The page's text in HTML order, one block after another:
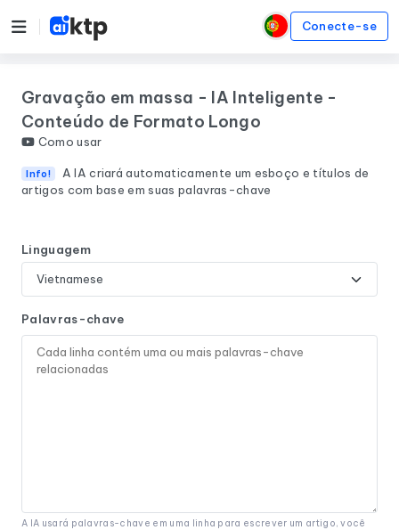
Conecte-se
Gravação em massa - IA Inteligente -
Conteúdo de Formato Longo
Como usar
Info!
A IA criará automaticamente um esboço e títulos de
artigos com base em suas palavras-chave
Linguagem
Palavras-chave
A IA usará palavras-chave em uma linha para escrever um artigo, você